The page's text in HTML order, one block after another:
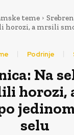
teme
horozi, a mrsili smo
Podrinje
Na
horozi,
selu